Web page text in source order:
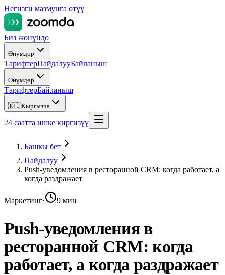
Негизги мазмунга өтүү
Биз жөнүндө
Өнүмдөр
ТарифтерПайдалууБайланыш
Өнүмдөр
ТарифтерБайланыш
🇰🇬Кыргызча
24 саатта ишке киргизүү
Башкы бет
Пайдалуу
Push-уведомления в ресторанной CRM: когда работает, а
когда раздражает
Маркетинг· 9 мин
Push-уведомления в
ресторанной CRM: когда
работает, а когда раздражает